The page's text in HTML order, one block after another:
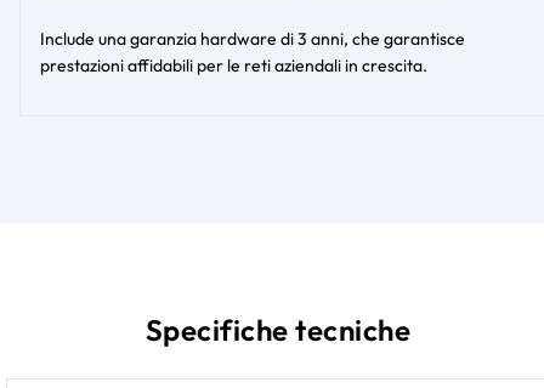
Include una garanzia hardware di 3 anni, che garantisce
prestazioni affidabili per le reti aziendali in crescita.
Specifiche tecniche